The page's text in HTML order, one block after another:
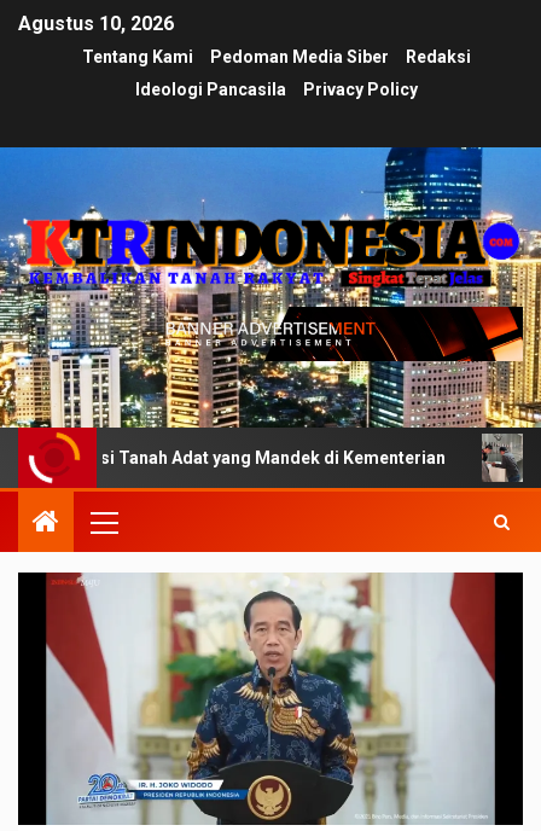
Agustus 10, 2026
Tentang Kami Pedoman Media Siber
Redaksi
Ideologi Pancasila
Privacy Policy
Tanah Adat yang Mandek di Kementerian Ujian